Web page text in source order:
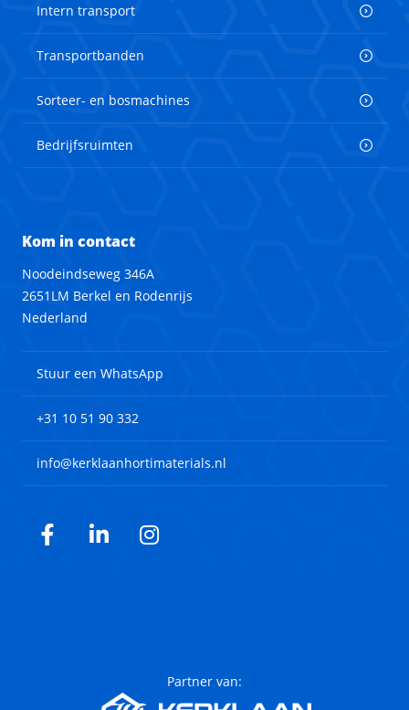
Intern transport
Transportbanden
Sorteer- en bosmachines
Bedrijfsruimten
Kom in contact
Noodeindseweg 346A
2651LM Berkel en Rodenrijs
Nederland
Stuur een WhatsApp
+31 10 51 90 332
info@kerklaanhortimaterials.nl
Facebook
LinkedInInstagram
Partner van: